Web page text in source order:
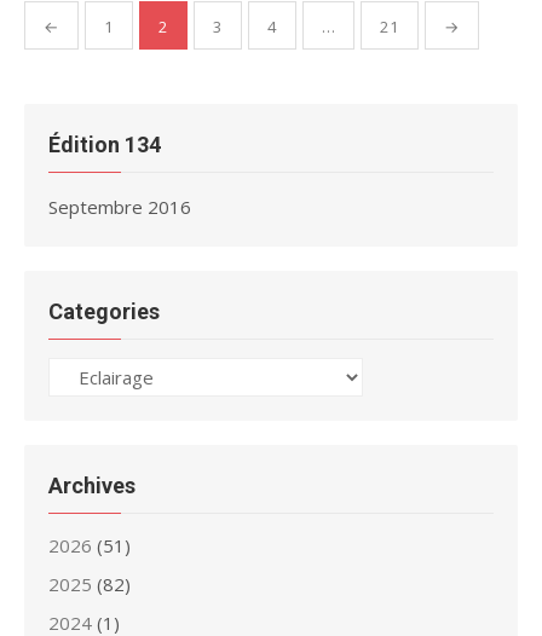
Pagination
des
← 1 2 3 4 … 21 →
Édition 134
Septembre 2016
Categories
Categories
Archives
2026 (51)
2025 (82)
2024 (1)